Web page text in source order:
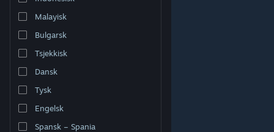
Malayisk
Bulgarsk
Tsjekkisk
Dansk
Tysk
Engelsk
Spansk – Spania